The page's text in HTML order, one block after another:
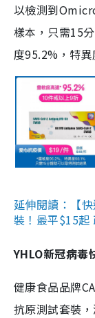
以檢測到
樣本，只需15
度95.2%，特異
延伸閱讀：【
裝！最平$15起
YHLO新冠病毒
健康食品品牌
抗原測試套裝